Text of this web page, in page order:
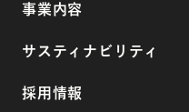
事業内容
サスティナビリティ
採用情報